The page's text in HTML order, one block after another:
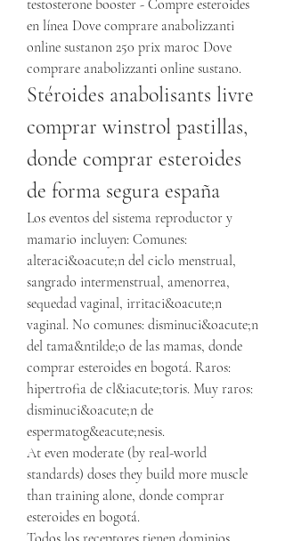
testosterone booster - Compre esteroides
en línea Dove comprare anabolizzanti
online sustanon 250 prix maroc Dove
comprare anabolizzanti online sustano.
Stéroides anabolisants livre
comprar winstrol pastillas,
donde comprar esteroides
de forma segura españa
Los eventos del sistema reproductor y
mamario incluyen: Comunes:
alteraci&oacute;n del ciclo menstrual,
sangrado intermenstrual, amenorrea,
sequedad vaginal, irritaci&oacute;n
vaginal. No comunes: disminuci&oacute;n
del tama&ntilde;o de las mamas, donde
comprar esteroides en bogotá. Raros:
hipertrofia de cl&iacute;toris. Muy raros:
disminuci&oacute;n de
espermatog&eacute;nesis.
At even moderate (by real-world
standards) doses they build more muscle
than training alone, donde comprar
esteroides en bogotá.